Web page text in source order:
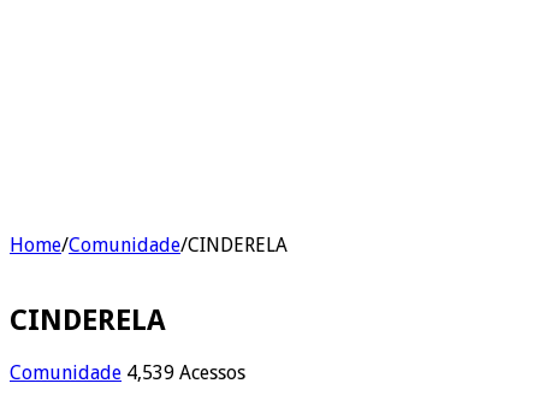
Home/Comunidade/CINDERELA
CINDERELA
Comunidade 4,539 Acessos